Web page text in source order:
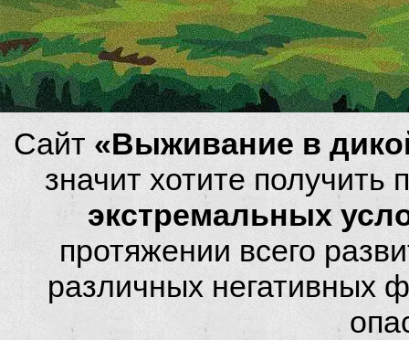
Сайт «Выживание в
значит хотите
экстремальных
протяжении всего
различных негативных